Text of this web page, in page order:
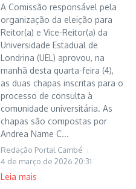
A Comissão responsável pela
organização da eleição para
Reitor(a) e Vice-Reitor(a) da
Universidade Estadual de
Londrina (UEL) aprovou, na
manhã desta quarta-feira (4),
as duas chapas inscritas para o
processo de consulta à
comunidade universitária. As
chapas são compostas por
Andrea Name C...
Redação Portal Cambé
4 de março de 2026 20:31
Leia mais